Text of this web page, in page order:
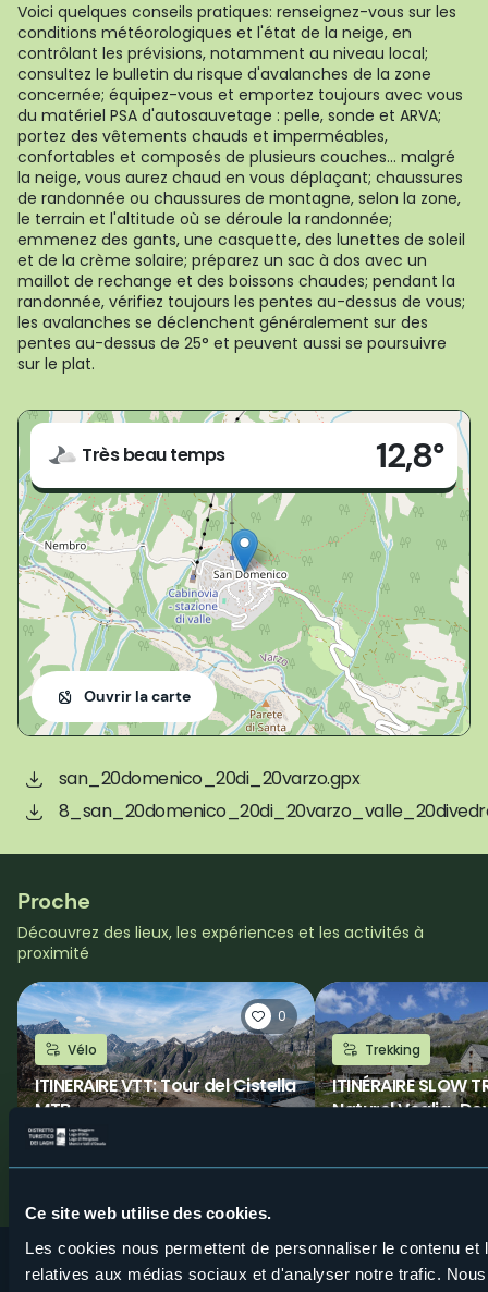
Ce site web utilise des cookies.
Les cookies nous permettent de personnaliser le contenu
relatives aux médias sociaux et d'analyser notre trafic.
Voici quelques conseils pratiques: renseignez-vous sur les
conditions météorologiques et l'état de la neige, en
contrôlant les prévisions, notamment au niveau local;
consultez le bulletin du risque d'avalanches de la zone
concernée; équipez-vous et emportez toujours avec vous
du matériel PSA d'autosauvetage : pelle, sonde et ARVA;
portez des vêtements chauds et imperméables,
confortables et composés de plusieurs couches... malgré
la neige, vous aurez chaud en vous déplaçant; chaussures
de randonnée ou chaussures de montagne, selon la zone,
le terrain et l'altitude où se déroule la randonnée;
emmenez des gants, une casquette, des lunettes de soleil
et de la crème solaire; préparez un sac à dos avec un
maillot de rechange et des boissons chaudes; pendant la
randonnée, vérifiez toujours les pentes au-dessus de vous;
les avalanches se déclenchent généralement sur des
pentes au-dessus de 25° et peuvent aussi se poursuivre
sur le plat.
Très beau temps 12,8°
Loc. San Domenico
Varzo (VB)
Ouvrir la carte
san_20domenico_20di_20varzo.gpx
Proche
Découvrez des lieux, les expériences et les activités à
proximité
0
Vélo
ITINERAIRE VTT: Tour del Cistella
MTB
Valli dell'Ossola
Trekking
ITINÉRAIRE SLOW
Naturel Veglia-